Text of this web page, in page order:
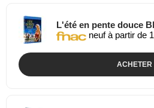
L'été en pente douce
neuf à partir de
ACHETER